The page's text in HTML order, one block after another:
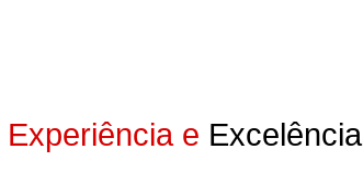
Experiência e Excelência